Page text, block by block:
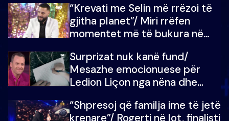
“Krevati me Selin më rrëzoi të
gjitha planet”/ Miri rrëfen
momentet më të bukura në
mungojë zilja e mëngjesit kur…
Surprizat nuk kanë fund/
Mesazhe emocionuese për
Ledion Liçon nga nëna dhe
mban dot lotët: Nuk meritoj…
“Shpresoj që familja ime të jetë
krenare”/ Rogerti në lot, finalisti